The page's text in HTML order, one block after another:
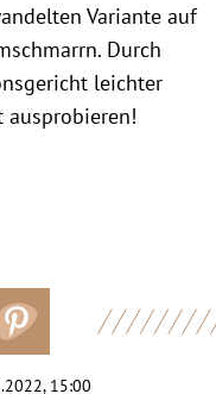
Variante auf
Durch
leichter
15:00